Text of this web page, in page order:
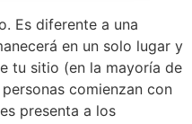
Es diferente a una
en un solo lugar y
tu sitio (en la mayoría de
comienzan con
presenta a los